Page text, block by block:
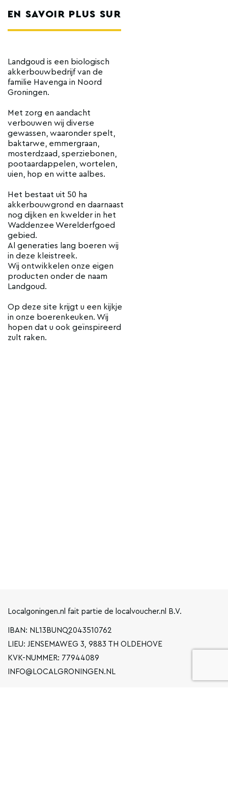
EN SAVOIR PLUS SUR
Landgoud is een biologisch
akkerbouwbedrijf van de
familie Havenga in Noord
Groningen.
Met zorg en aandacht
verbouwen wij diverse
gewassen, waaronder spelt,
baktarwe, emmergraan,
mosterdzaad, sperziebonen,
pootaardappelen, wortelen,
uien, hop en witte aalbes.
Het bestaat uit 50 ha
akkerbouwgrond en daarnaast
nog dijken en kwelder in het
Waddenzee Werelderfgoed
gebied.
Al generaties lang boeren wij
in deze kleistreek.
Wij ontwikkelen onze eigen
producten onder de naam
Landgoud.
Op deze site krijgt u een kijkje
in onze boerenkeuken. Wij
hopen dat u ook geïnspireerd
zult raken.
Localgoningen.nl fait partie de localvoucher.nl B.V.
IBAN: NL13BUNQ2043510762
LIEU: JENSEMAWEG 3, 9883 TH OLDEHOVE
KVK-NUMMER: 77944089
INFO@LOCALGRONINGEN.NL